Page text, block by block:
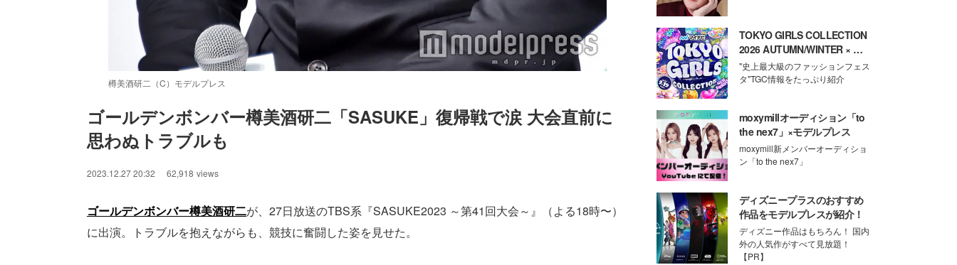
樽美酒研二（C）モデルプレス
ゴールデンボンバー樽美酒研二「SASUKE」復帰戦で涙 大会直前に
思わぬトラブルも
2023.12.27 20:32 62,918 views
ゴールデンボンバー樽美酒研二が、27日放送のTBS系『SASUKE2023 ～第41回大会～』（よる18時〜）
に出演。トラブルを抱えながらも、競技に奮闘した姿を見せた。
TOKYO GIRLS COLLECTION
2026 AUTUMN/WINTER × モ
デルプレス
"史上最大級のファッションフェス
タ"TGC情報をたっぷり紹介
moxymillオーディション「to
the nex7」×モデルプレス
moxymill新メンバーオーディショ
ン「to the nex7」
ディズニープラスのおすすめ
作品をモデルプレスが紹介！
ディズニー作品はもちろん！ 国内
外の人気作がすべて見放題！
【PR】